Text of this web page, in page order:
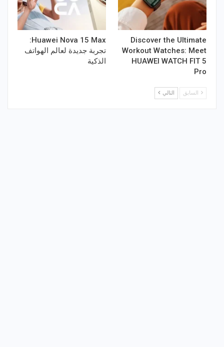
Discover the Ultimate
Workout Watches​: Meet
HUAWEI WATCH FIT 5
Pro
Huawei Nova 15 Max:
تجربة جديدة لعالم الهواتف
الذكية
السابق التالي